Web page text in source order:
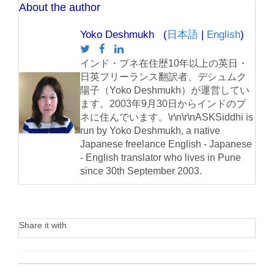
About the author
Yoko Deshmukh ( 日本語 | English)
インド・プネ在住歴10年以上の英日・
日英フリーランス翻訳者、デシュムク
陽子（Yoko Deshmukh）が運営してい
ます。2003年9月30日からインドのプ
ネに住んでいます。\r\n\r\nASKSiddhi is
run by Yoko Deshmukh, a native
Japanese freelance English - Japanese
- English translator who lives in Pune
since 30th September 2003.
Share it with